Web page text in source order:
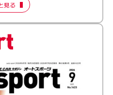
見る